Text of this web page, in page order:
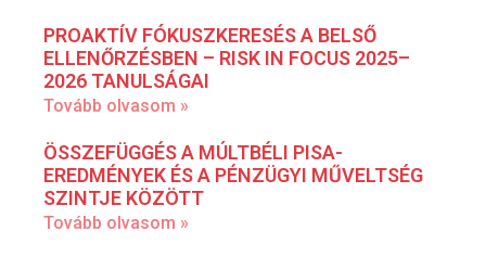
PROAKTÍV FÓKUSZKERESÉS A BELSŐ
ELLENŐRZÉSBEN – RISK IN FOCUS 2025–
2026 TANULSÁGAI
Tovább olvasom »
ÖSSZEFÜGGÉS A MÚLTBÉLI PISA-
EREDMÉNYEK ÉS A PÉNZÜGYI MŰVELTSÉG
SZINTJE KÖZÖTT
Tovább olvasom »